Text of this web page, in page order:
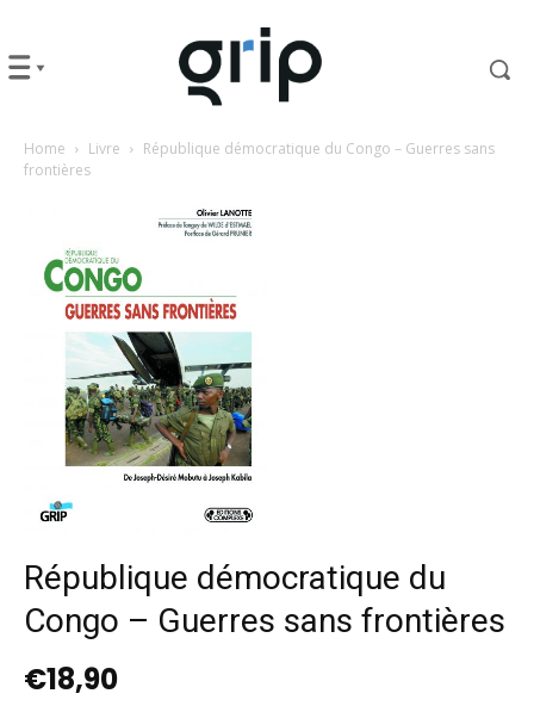
Home Livre
République démocratique du Congo – Guerres sans
frontières
République démocratique du
Congo – Guerres sans frontières
€18,90